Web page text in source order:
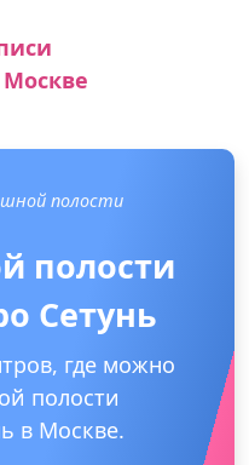
полости
полости
Сетунь
где можно
полости
в Москве.